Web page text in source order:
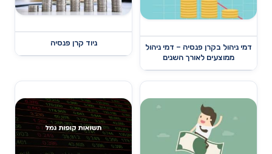
דמי ניהול בקרן פנסיה – דמי ניהול
ממוצעים לאורך השנים
ניוד קרן פנסיה